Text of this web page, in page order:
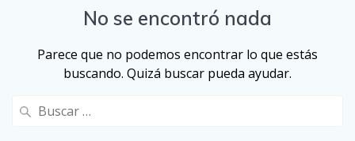
No se encontró nada
Parece que no podemos encontrar lo que estás
buscando. Quizá buscar pueda ayudar.